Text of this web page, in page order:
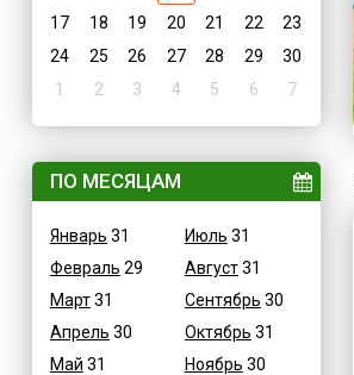
17
18 19 20 21 22
23
24
25 26 27 28 29
30
1
2 3 4 5 6 7
ПО МЕСЯЦАМ
Январь 31
Февраль 29
Март31
Апрель 30
Май 31
Июль 31
Август31
Сентябрь 30
Октябрь 31
Ноябрь 30